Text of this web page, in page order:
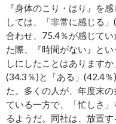
『身体のこり・はり』を
しては、「非常に感じる
合わせ、75.4％が感じて
た際、『時間がない』と
しにしたことはあります
(34.3％)と「ある」(42.4
た。多くの人が、年度末の
ている一方で、「忙しさ
るようだ。同社は、放置